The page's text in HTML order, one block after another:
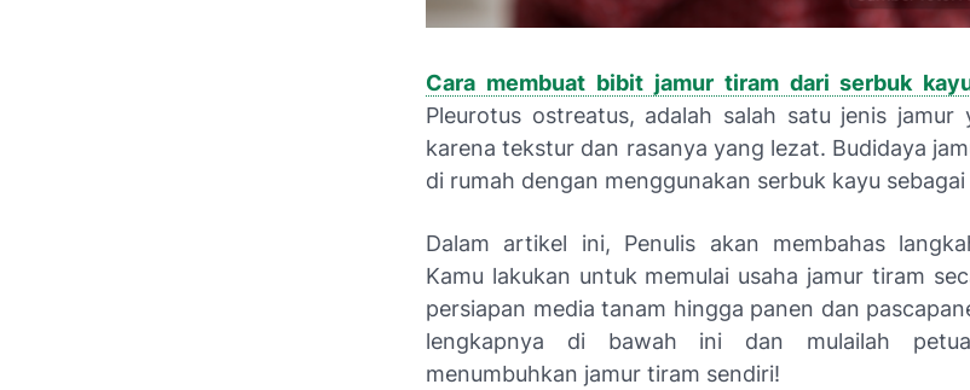
Cara membuat bibit jamur tiram dari serbuk
Pleurotus ostreatus, adalah salah satu jenis jamur
karena tekstur dan rasanya yang lezat. Budidaya
di rumah dengan menggunakan serbuk kayu
Dalam artikel ini, Penulis akan membahas
Kamu lakukan untuk memulai usaha jamur tiram
persiapan media tanam hingga panen dan
lengkapnya di bawah ini dan mulailah
menumbuhkan jamur tiram sendiri!